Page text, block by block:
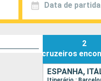
Data de partida
2
cruzeiros
ESPANHA,